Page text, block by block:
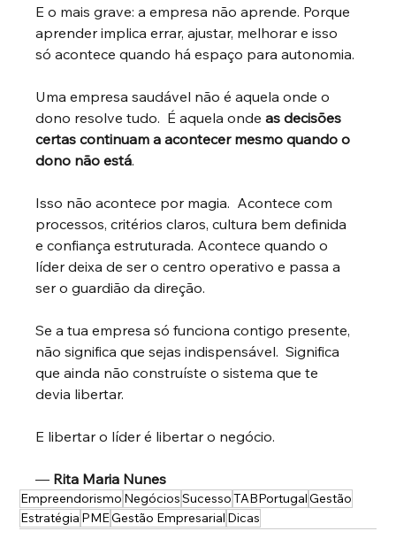
E o mais grave: a empresa não aprende. Porque
aprender implica errar, ajustar, melhorar e isso
só acontece quando há espaço para autonomia.
Uma empresa saudável não é aquela onde o
dono resolve tudo.  É aquela onde as decisões
certas continuam a acontecer mesmo quando o
dono não está.
Isso não acontece por magia.  Acontece com
processos, critérios claros, cultura bem definida
e confiança estruturada. Acontece quando o
líder deixa de ser o centro operativo e passa a
ser o guardião da direção.
Se a tua empresa só funciona contigo presente,
não significa que sejas indispensável.  Significa
que ainda não construíste o sistema que te
devia libertar.
E libertar o líder é libertar o negócio.
— Rita Maria Nunes
Empreendorismo NegóciosSucessoTABPortugalGestão
Estratégia PMEGestão Empresarial Dicas